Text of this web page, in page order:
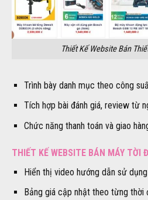
Thiết Kế Website Bán
Trình bày danh mục theo công
Tích hợp bài đánh giá, review từ
Chức năng thanh toán và giao
THIẾT KẾ WEBSITE BÁN MÁY TỜI
Hiển thị video hướng dẫn sử dụng
Bảng giá cập nhật theo từng thời